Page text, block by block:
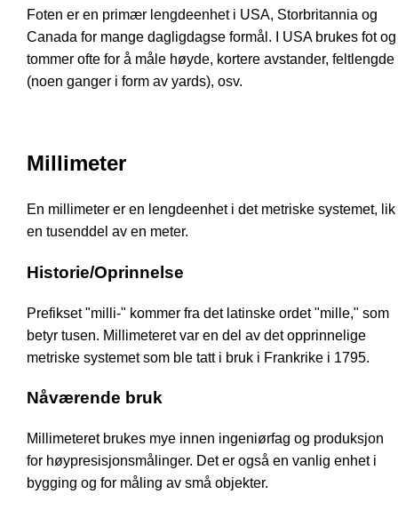
Foten er en primær lengdeenhet i USA, Storbritannia og
Canada for mange dagligdagse formål. I USA brukes fot og
tommer ofte for å måle høyde, kortere avstander, feltlengde
(noen ganger i form av yards), osv.
Millimeter
En millimeter er en lengdeenhet i det metriske systemet, lik
en tusenddel av en meter.
Historie/Oprinnelse
Prefikset "milli-" kommer fra det latinske ordet "mille," som
betyr tusen. Millimeteret var en del av det opprinnelige
metriske systemet som ble tatt i bruk i Frankrike i 1795.
Nåværende bruk
Millimeteret brukes mye innen ingeniørfag og produksjon
for høypresisjonsmålinger. Det er også en vanlig enhet i
bygging og for måling av små objekter.